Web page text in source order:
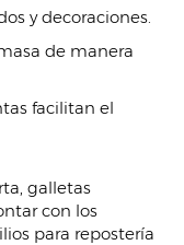
y decoraciones.
de manera
facilitan el
galletas
con los
para repostería